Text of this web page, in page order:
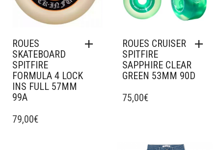
ROUES
SKATEBOARD
SPITFIRE
FORMULA 4 LOCK
INS FULL 57MM
99A
79,00€
ROUES CRUISER
SPITFIRE
SAPPHIRE CLEAR
GREEN 53MM 90D
75,00€